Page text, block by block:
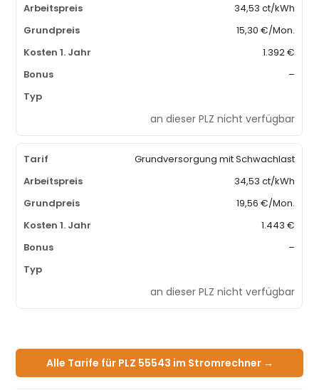
34,53 ct/kWh
15,30 €/Mon.
1.392 €
–
an dieser PLZ nicht verfügbar
Grundversorgung mit Schwachlast
34,53 ct/kWh
19,56 €/Mon.
1.443 €
–
an dieser PLZ nicht verfügbar
Alle Tarife für PLZ 55543 im Stromrechner →